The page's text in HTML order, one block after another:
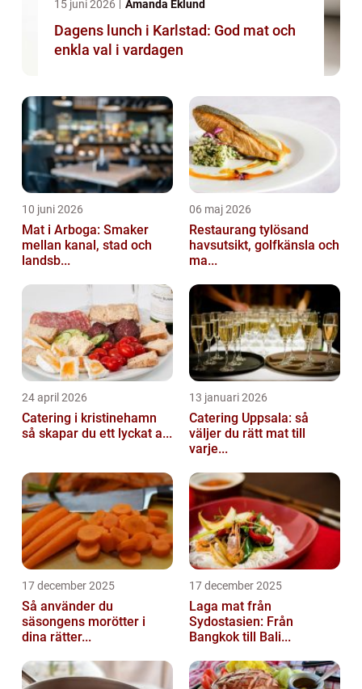
15 juni 2026 Amanda Eklund
Dagens lunch i Karlstad: God mat och
enkla val i vardagen
10 juni 2026
Mat i Arboga: Smaker
mellan kanal, stad och
landsb...
06 maj 2026
Restaurang tylösand
havsutsikt, golfkänsla och
ma...
24 april 2026
Catering i kristinehamn
så skapar du ett lyckat a...
13 januari 2026
Catering Uppsala: så
väljer du rätt mat till
varje...
17 december 2025
Så använder du
säsongens morötter i
dina rätter...
17 december 2025
Laga mat från
Sydostasien: Från
Bangkok till Bali...